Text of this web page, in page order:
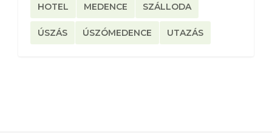
HOTEL MEDENCE SZÁLLODA
ÚSZÁS ÚSZÓMEDENCE UTAZÁS